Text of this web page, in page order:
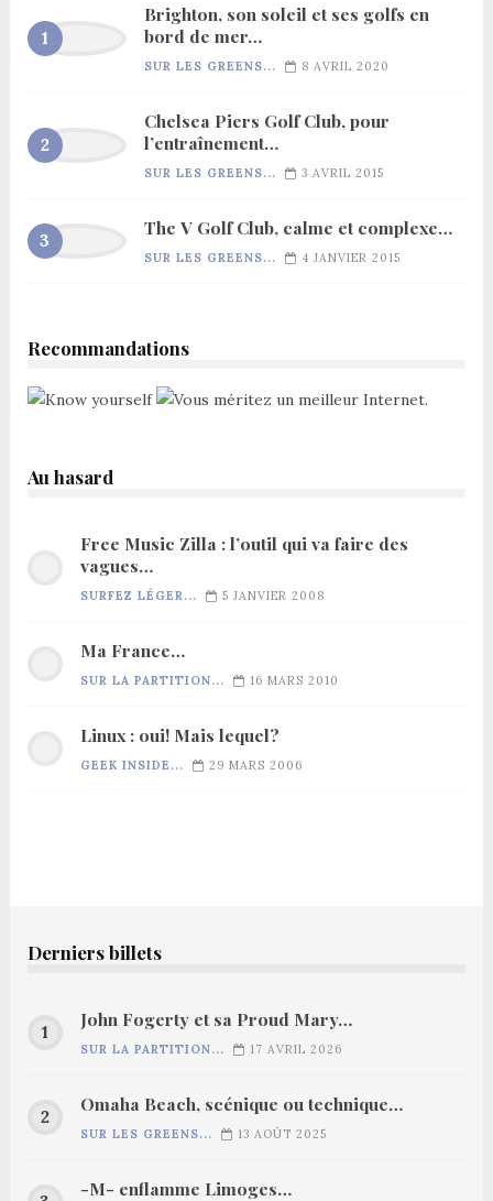
Brighton, son soleil et ses golfs en
bord de mer…
SUR LES GREENS... 8 AVRIL 2020
Chelsea Piers Golf Club, pour
l’entraînement…
SUR LES GREENS... 3 AVRIL 2015
The V Golf Club, calme et complexe…
SUR LES GREENS... 4 JANVIER 2015
Recommandations
Au hasard
Free Music Zilla : l’outil qui va faire des
vagues…
SURFEZ LÉGER... 5 JANVIER 2008
Ma France…
SUR LA PARTITION... 16 MARS 2010
Linux : oui! Mais lequel?
GEEK INSIDE... 29 MARS 2006
Derniers billets
John Fogerty et sa Proud Mary…
SUR LA PARTITION... 17 AVRIL 2026
Omaha Beach, scénique ou technique…
SUR LES GREENS... 13 AOÛT 2025
-M- enflamme Limoges…